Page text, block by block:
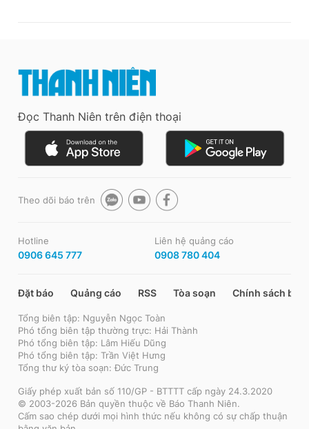
Đọc Thanh Niên trên điện thoại
Theo dõi báo trên
Hotline
0906 645 777
Liên hệ quảng cáo
0908 780 404
Đặt báo Quảng cáo RSS Tòa soạn Chính sách bảo
Tổng biên tập: Nguyễn Ngọc Toàn
Phó tổng biên tập thường trực: Hải Thành
Phó tổng biên tập: Lâm Hiếu Dũng
Phó tổng biên tập: Trần Việt Hưng
Tổng thư ký tòa soạn: Đức Trung
Giấy phép xuất bản số 110/GP - BTTTT cấp ngày 24.3.2020
© 2003-2026 Bản quyền thuộc về Báo Thanh Niên.
Cấm sao chép dưới mọi hình thức nếu không có sự chấp thuận